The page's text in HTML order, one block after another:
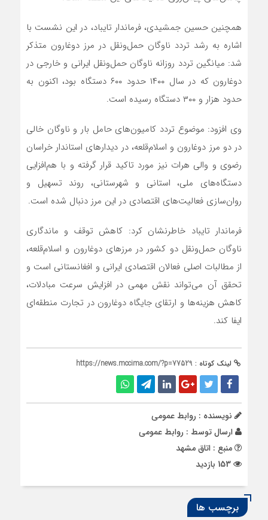
همچنین حسین جمشیدی، فرماندار تایباد، در این نشست با
اشاره به رشد تردد ناوگان حمل‌ونقل در مرز دوغارون متذکر
شد: میانگین تردد روزانه ناوگان حمل‌ونقل ایرانی و خارجی در
دوغارون که در سال ۱۴۰۰ حدود ۶۰۰ دستگاه بود، اکنون به
حدود هزار و ۳۰۰ دستگاه رسیده است.
وی افزود: موضوع تردد کامیون‌های حامل بار و ناوگان خالی
در دو مرز دوغارون و اسلام‌قلعه، در دیدارهای استاندار خراسان
رضوی و والی هرات نیز مورد تاکید قرار گرفته و با هم‌افزایی
دستگاه‌های ملی، استانی و شهرستانی، روند تسهیل و
روان‌سازی فعالیت‌های اقتصادی در این مرز دنبال شده است.
فرماندار تایباد خاطرنشان کرد: کاهش توقف و ماندگاری
ناوگان حمل‌ونقل دو کشور در مرزهای دوغارون و اسلام‌قلعه،
از مطالبات اصلی فعالان اقتصادی ایرانی و افغانستانی است و
تحقق آن می‌تواند نقش مهمی در افزایش سرعت مبادلات،
کاهش هزینه‌ها و ارتقای جایگاه دوغارون در تجارت منطقه‌ای
ایفا کند.
لینک کوتاه : https://news.mccima.com/?p=77529
نویسنده : روابط عمومی
ارسال توسط : روابط عمومی
منبع : اتاق مشهد
برچسب ها